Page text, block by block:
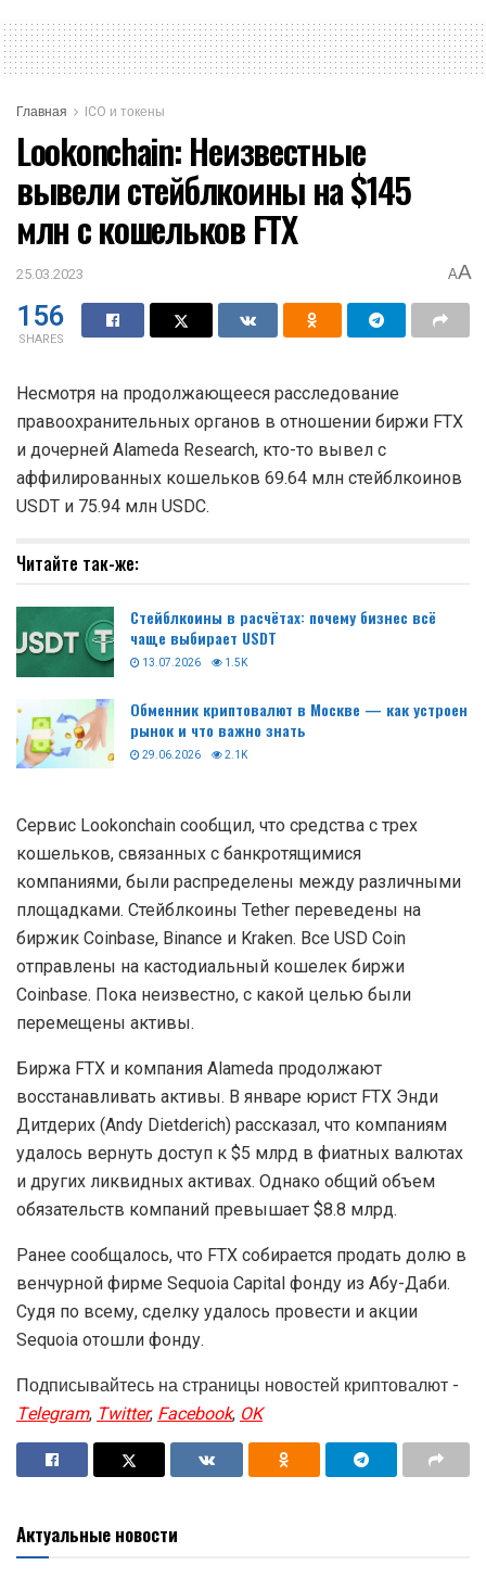
Главная ICO и токены
Lookonchain: Неизвестные
вывели стейблкоины на $145
млн с кошельков FTX
25.03.2023 AA
156
SHARES
Несмотря на продолжающееся расследование
правоохранительных органов в отношении биржи FTX
и дочерней Alameda Research, кто-то вывел с
аффилированных кошельков 69.64 млн стейблкоинов
USDT и 75.94 млн USDC.
Читайте так-же:
Стейблкоины в расчётах: почему бизнес всё
чаще выбирает USDT
13.07.2026 1.5K
Обменник криптовалют в Москве — как устроен
рынок и что важно знать
29.06.2026 2.1K
Сервис Lookonchain сообщил, что средства с трех
кошельков, связанных с банкротящимися
компаниями, были распределены между различными
площадками. Стейблкоины Tether переведены на
биржик Coinbase, Binance и Kraken. Все USD Coin
отправлены на кастодиальный кошелек биржи
Coinbase. Пока неизвестно, с какой целью были
перемещены активы.
Биржа FTX и компания Alameda продолжают
восстанавливать активы. В январе юрист FTX Энди
Дитдерих (Andy Dietderich) рассказал, что компаниям
удалось вернуть доступ к $5 млрд в фиатных валютах
и других ликвидных активах. Однако общий объем
обязательств компаний превышает $8.8 млрд.
Ранее сообщалось, что FTX собирается продать долю в
венчурной фирме Sequoia Capital фонду из Абу-Даби.
Судя по всему, сделку удалось провести и акции
Sequoia отошли фонду.
Подписывайтесь на страницы новостей криптовалют -
Telegram,Twitter,Facebook,OK
Актуальные новости